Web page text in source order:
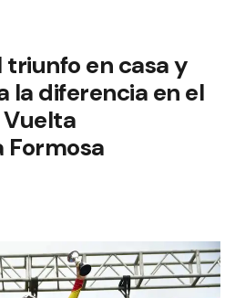
triunfo en casa y
la diferencia en el
Vuelta
Formosa